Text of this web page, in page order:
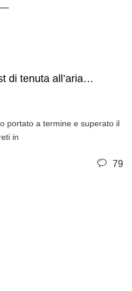
di tenuta all’aria…
portato a termine e superato il
in
79